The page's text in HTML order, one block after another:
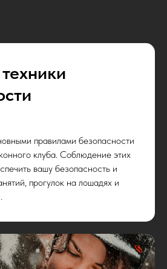
правилами безопасности
клуба. Соблюдение этих
вашу безопасность и
прогулок на лошадях и